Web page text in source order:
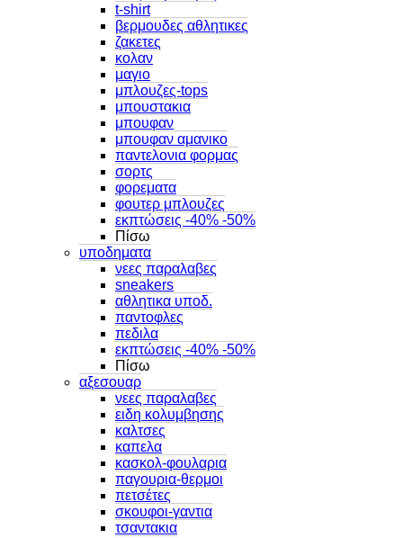
t-shirt
βερμουδες αθλητικες
ζακετες
κολαν
μαγιο
μπλουζες-tops
μπουστακια
μπουφαν
μπουφαν αμανικο
παντελονια φορμας
σορτς
φορεματα
φουτερ μπλουζες
εκπτώσεις -40% -50%
Πίσω
υποδηματα
νεες παραλαβες
sneakers
αθλητικα υποδ.
παντοφλες
πεδιλα
εκπτώσεις -40% -50%
Πίσω
αξεσουαρ
νεες παραλαβες
ειδη κολυμβησης
καλτσες
καπελα
κασκολ-φουλαρια
παγουρια-θερμοι
πετσέτες
σκουφοι-γαντια
τσαντακια